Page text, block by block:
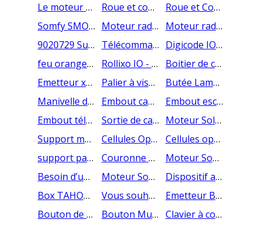
Le moteur de volet roulant radio AOK à un prix défiant toute concurrence
Roue et couronne AOK - octognales de 40mm
Roue et Couronne A-OK 60mm
Somfy SMOOVE Origin RS100 IO commande murale
Moteur radio IO RS100 SOMFY 6/17 avec roue et couronne ZF54
Moteur radio IO RS100 SOMFY 10/17 avec roue et couronne octo de 60
9020729 Support pour batterie solaire SOMFY
Télécommande porte-clés KEYGO 4 IO
Digicode IO Somfy
feu orange clignotant Somfy
Rollixo IO - Commandez en ligne - Nouveauté 2026
Boitier de commande à clef encastré pour moteur filaire Somfy
Emetteur xse barre palpeuse somfy
Palier à visser
Butée Lame Finale 39
Manivelle de volet roulant complète avec clip
Embout cannelé octogonal de 40mm
Embout escamotable volet roulant pour tube 60 mm
Embout télescopique octogonal de 60mm
Sortie de caisson volet roulant traditionnel 45° Rd12/6p7
Moteur Solaire de Volet Roulant - AOK - pas cher
Support moteur traditionnel universel (Pose sur équerre) zamac
Cellules Optiques (3.5M) pour barres palpeuses SOMFY
Cellules optiques 6,5m pour barre palpeuse
support panneau solaire déporté
Couronne octo de 60 mm
Moteur Somfy Oximo 40 Solar io 6/18
Besoin d’un Moteur pour votre pas cher pour votre Volet Roulant ? Livraison sous 24h
Moteur Somfy solaire IO 10nm
Dispositif anti chute 70nm câble 5m
Box TAHOMA switch Somfy domotique
Vous souhaitez déporter le panneau solaire de votre volet roulant
Emetteur Berner
Bouton de commande murale rétroéclairé par LED
Bouton Mural Sans Fil Berner
Clavier à code Berner